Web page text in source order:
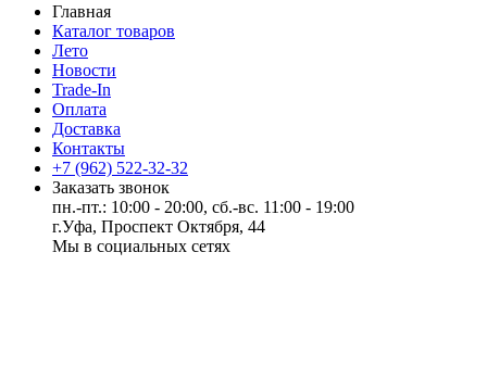
Главная
Каталог товаров
Лето
Новости
Trade-In
Оплата
Доставка
Контакты
+7 (962) 522-32-32
Заказать звонок
пн.-пт.: 10:00 - 20:00, сб.-вс. 11:00 - 19:00
г.Уфа, Проспект Октября, 44
Мы в социальных сетях